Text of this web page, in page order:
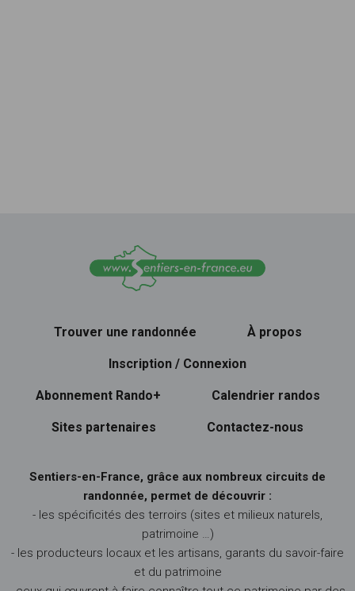
Trouver une randonnée À propos
Inscription / Connexion
Abonnement Rando+ Calendrier randos
Sites partenaires Contactez-nous
Sentiers-en-France, grâce aux nombreux circuits de
randonnée, permet de découvrir :
- les spécificités des terroirs (sites et milieux naturels,
patrimoine …)
- les producteurs locaux et les artisans, garants du savoir-faire
et du patrimoine